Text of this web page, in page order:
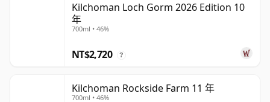
Kilchoman Loch Gorm 2026 Edition 10
年
700ml • 46%
NT$2,720 ?
Kilchoman Rockside Farm 11 年
700ml • 46%